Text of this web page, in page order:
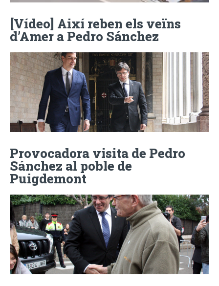
[Vídeo] Així reben els veïns
d’Amer a Pedro Sánchez
Provocadora visita de Pedro
Sánchez al poble de
Puigdemont